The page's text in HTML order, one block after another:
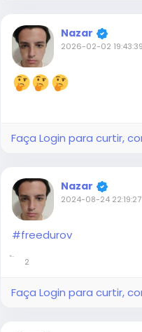
Nazar
2026-02-02 19:43:39
Faça Login para curtir,
Nazar
2024-08-24 22:19:27
#freedurov
2
Faça Login para curtir,